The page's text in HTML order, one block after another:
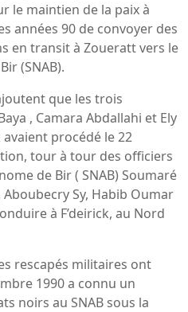
le maintien de la paix à
années 90 de convoyer des
en transit à Zoueratt vers le
(SNAB).
que les trois
, Camara Abdallahi et Ely
avaient procédé le 22
tour à tour des officiers
de Bir ( SNAB) Soumaré
Sy, Habib Oumar
à F’deirick, au Nord
rescapés militaires ont
1990 a connu un
noirs au SNAB sous la